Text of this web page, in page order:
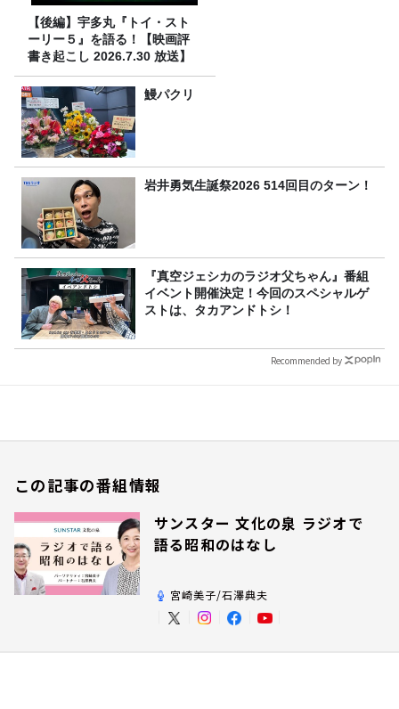
【後編】宇多丸『トイ・スト
ーリー５』を語る！【映画評
書き起こし 2026.7.30 放送】
鰻パクリ
岩井勇気生誕祭2026 514回目のターン！
『真空ジェシカのラジオ父ちゃん』番組
イベント開催決定！今回のスペシャルゲ
ストは、タカアンドトシ！
Recommended by
この記事の番組情報
サンスター 文化の泉 ラジオで
語る昭和のはなし
宮崎美子/石澤典夫